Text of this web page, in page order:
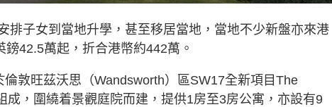
排子女到當地升學，甚至移居當地，當地不少新盤亦來港
42.5萬起，折合港幣約442萬。
敦旺茲沃思（Wandsworth）區SW17全新項目The
，圍繞着景觀庭院而建，提供1房至3房公寓，亦設有9